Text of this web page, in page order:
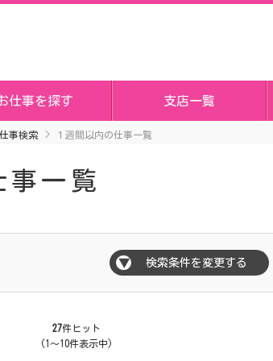
仕事を探す 支店一覧
仕事検索 １週間以内の仕事一覧
事一覧
▼ 検索条件を変更する
27件ヒット
(1～10件表示中)